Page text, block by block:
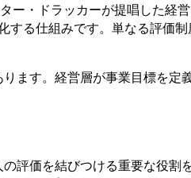
・ドラッカーが提唱した経
する仕組みです。単なる評
ます。経営層が事業目標を
の評価を結びつける重要な役割